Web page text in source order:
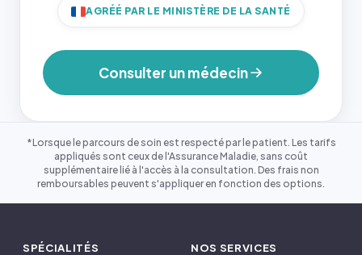
AGRÉÉ PAR LE MINISTÈRE DE LA SANTÉ
Consulter un médecin
*Lorsque le parcours de soin est respecté par le patient. Les tarifs
appliqués sont ceux de l'Assurance Maladie, sans coût
supplémentaire lié à l'accès à la consultation. Des frais non
remboursables peuvent s'appliquer en fonction des options.
SPÉCIALITÉS NOS SERVICES